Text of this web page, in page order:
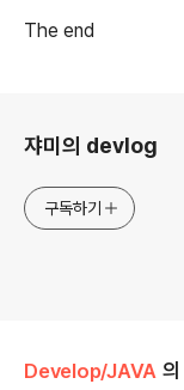
The end
쟈미의 devlog
구독하기
Develop/JAVA 의